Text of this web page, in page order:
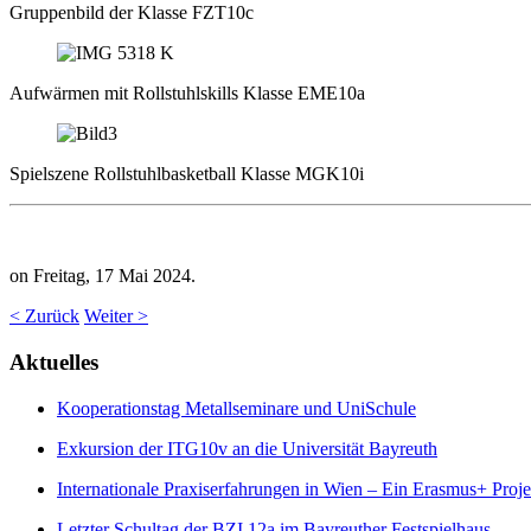
Gruppenbild der Klasse FZT10c
Aufwärmen mit Rollstuhlskills Klasse EME10a
Spielszene Rollstuhlbasketball Klasse MGK10i
on Freitag, 17 Mai 2024.
< Zurück Weiter >
Aktuelles
Kooperationstag Metallseminare und UniSchule
Exkursion der ITG10v an die Universität Bayreuth
Internationale Praxiserfahrungen in Wien – Ein Erasmus+